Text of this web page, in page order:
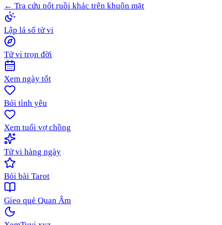
← Tra cứu nốt ruồi khác trên khuôn mặt
Lập lá số tử vi
Tử vi trọn đời
Xem ngày tốt
Bói tình yêu
Xem tuổi vợ chồng
Tử vi hàng ngày
Bói bài Tarot
Gieo quẻ Quan Âm